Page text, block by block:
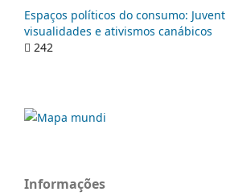
Espaços políticos do consumo:
visualidades e ativismos canábicos
242
Informações